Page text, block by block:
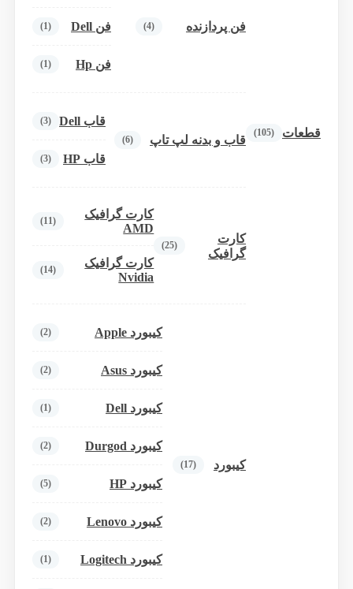
قطعات (105)
فن پردازنده (4) فن Dell (1)
فن Hp (1)
قاب و بدنه لپ تاپ (6)
قاب Dell (3)
قاب HP (3)
کارت
گرافیک
(25)
کارت گرافیک
AMD
(11)
کارت گرافیک
Nvidia
(14)
کیبورد (17)
کیبورد Apple (2)
کیبورد Asus (2)
کیبورد Dell (1)
کیبورد Durgod (2)
کیبورد HP (5)
کیبورد Lenovo (2)
کیبورد Logitech (1)